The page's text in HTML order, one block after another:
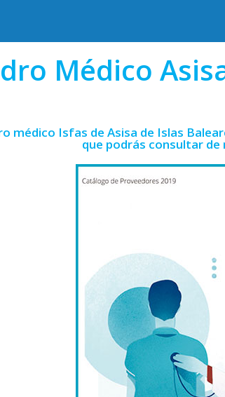
Médico
médico Isfas de Asisa de Islas
que podrás consultar de